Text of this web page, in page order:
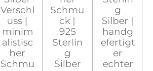
Verschl
uss |
minim
alistisc
her
Schmu
Schmu
ck |
925
Sterlin
g
Silber
g
Silber |
handg
efertigt
er
echter